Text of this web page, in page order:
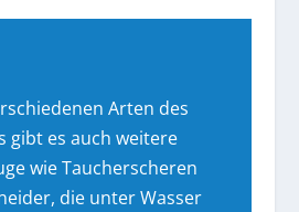
Arten des
gibt es auch weitere
wie Taucherscheren
die unter Wasser